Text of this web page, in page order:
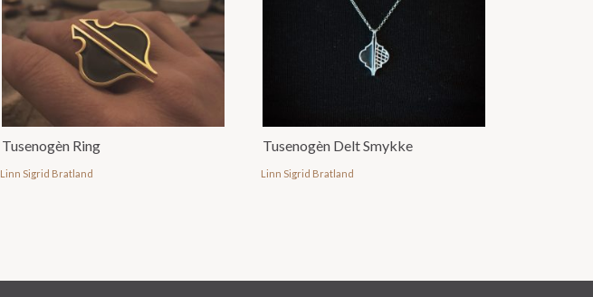
Tusenogèn Ring
Linn Sigrid Bratland
Tusenogèn Delt Smykke
Linn Sigrid Bratland